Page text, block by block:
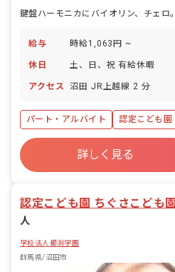
給与 時給1,063円 ~
休日 土、日、祝 有給休暇
アクセス 沼田 JR上越線 2 分
パート・アルバイト 認定こども園
詳しく見る
認定こども園 ちぐさこども園
人
学校法人櫛渕学園
群馬県/沼田市